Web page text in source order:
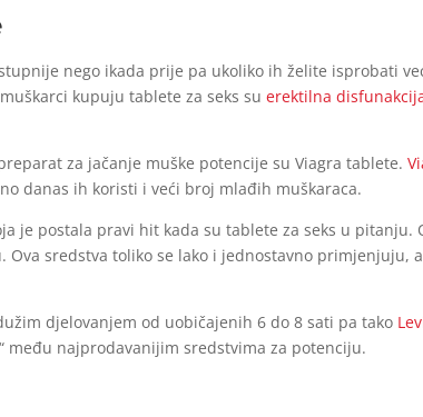
nego ikada prije pa ukoliko ih želite isprobati
kupuju tablete za seks suerektilna
za jačanje muške potencije su Viagra tablete.
danas ih koristi i veći broj mlađih muškaraca.
je postala pravi hit kada su tablete za seks u
Ova sredstva toliko se lako i jednostavno
djelovanjem od uobičajenih 6 do 8 sati pa tako
među najprodavanijim sredstvima za potenciju.